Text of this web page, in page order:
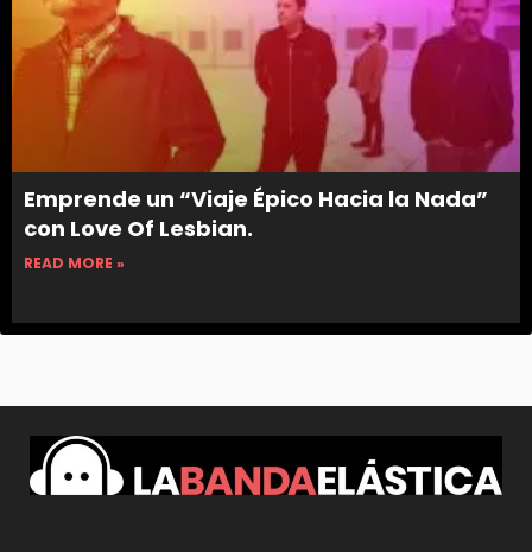
Emprende un “Viaje Épico Hacia la Nada”
con Love Of Lesbian.
READ MORE »